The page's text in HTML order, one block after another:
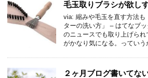
毛玉取りブラシが欲し
via: 縮みや毛玉を直す方法も
ターの洗い方」 – はてなブ
のニュースでも取り上げら
がかなり気になる。ってい
２ヶ月ブログ書いてな